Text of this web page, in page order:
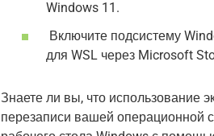
Windows 11.
Включите подсистему
для WSL через Microsoft
Знаете ли вы, что использование
перезаписи вашей операционной